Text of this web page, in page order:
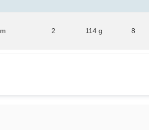
2 114 g 8